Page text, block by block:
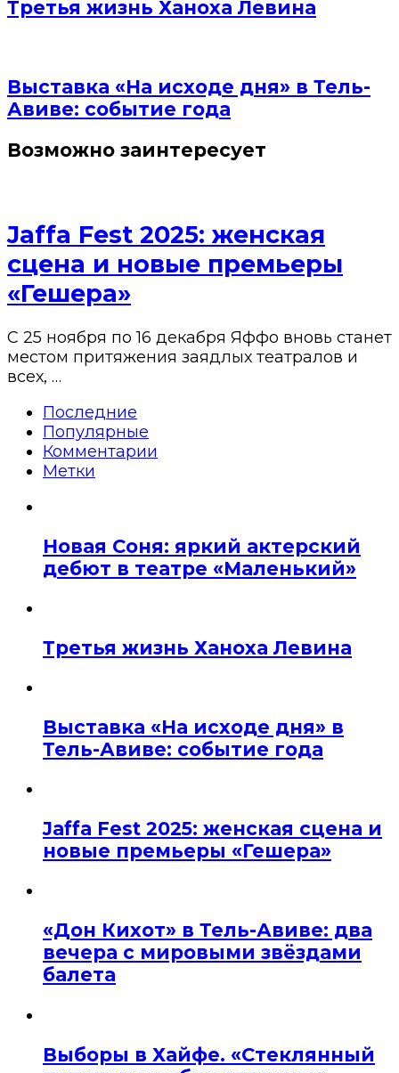
Третья жизнь Ханоха Левина
Выставка «На исходе дня» в Тель-
Авиве: событие года
Возможно заинтересует
Jaffa Fest 2025: женская
сцена и новые премьеры
«Гешера»
С 25 ноября по 16 декабря Яффо вновь станет
местом притяжения заядлых театралов и
всех, …
Последние
Популярные
Комментарии
Метки
Новая Соня: яркий актерский
дебют в театре «Маленький»
Третья жизнь Ханоха Левина
Выставка «На исходе дня» в
Тель-Авиве: событие года
Jaffa Fest 2025: женская сцена и
новые премьеры «Гешера»
«Дон Кихот» в Тель-Авиве: два
вечера с мировыми звёздами
балета
Выборы в Хайфе. «Стеклянный